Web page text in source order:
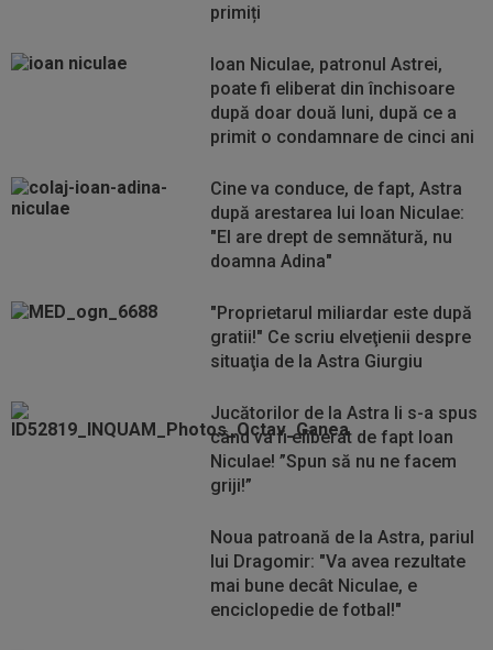
primiți
Ioan Niculae, patronul Astrei,
poate fi eliberat din închisoare
după doar două luni, după ce a
primit o condamnare de cinci ani
Cine va conduce, de fapt, Astra
după arestarea lui Ioan Niculae:
"El are drept de semnătură, nu
doamna Adina"
"Proprietarul miliardar este după
gratii!" Ce scriu elveţienii despre
situaţia de la Astra Giurgiu
Jucătorilor de la Astra li s-a spus
când va fi eliberat de fapt Ioan
Niculae! ”Spun să nu ne facem
griji!”
Noua patroană de la Astra, pariul
lui Dragomir: "Va avea rezultate
mai bune decât Niculae, e
enciclopedie de fotbal!"